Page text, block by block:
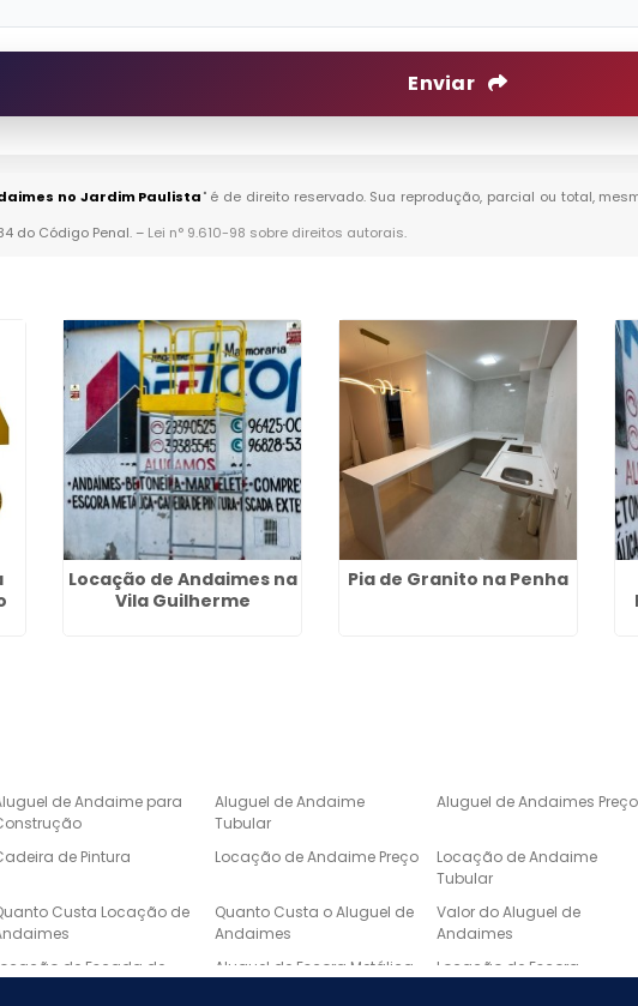
Enviar
no Jardim Paulista" é de direito reservado. Sua reprodução, parcial ou total,
do Código Penal. – Lei n° 9.610-98 sobre direitos autorais.
Locação de Andaimes na
Vila Guilherme
Pia de Granito na Penha
de Andaime para
Aluguel de Andaime
Tubular
Aluguel de Andaimes Preço
de Pintura Locação de Andaime Preço
Locação de Andaime
Tubular
Custa Locação de
Quanto Custa o Aluguel de
Andaimes
Valor do Aluguel de
Andaimes
de Escada de
Aluguel de Escora Metálica
Locação de Escora